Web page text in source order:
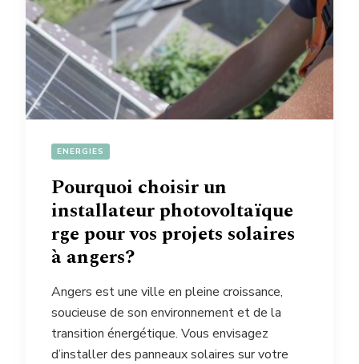
ENERGIES
Pourquoi choisir un
installateur photovoltaïque
rge pour vos projets solaires
à angers?
Angers est une ville en pleine croissance,
soucieuse de son environnement et de la
transition énergétique. Vous envisagez
d’installer des panneaux solaires sur votre